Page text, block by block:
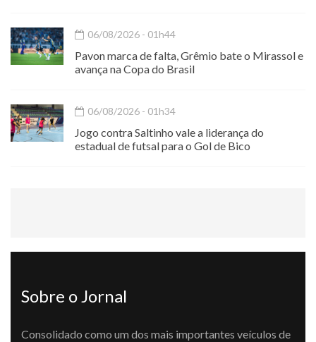
06/08/2026 - 01h44
Pavon marca de falta, Grêmio bate o Mirassol e
avança na Copa do Brasil
06/08/2026 - 01h34
Jogo contra Saltinho vale a liderança do
estadual de futsal para o Gol de Bico
Sobre o Jornal
Consolidado como um dos mais importantes veículos de